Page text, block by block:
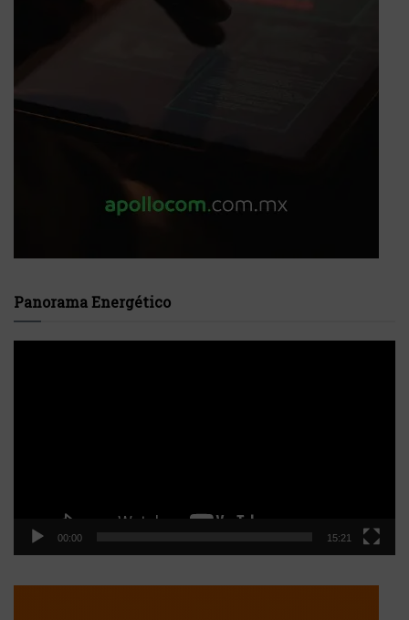
Panorama Energético
00:00 15:21